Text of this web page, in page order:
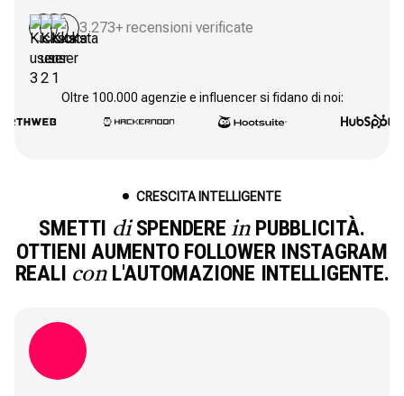
3.273+ recensioni verificate
Oltre 100.000 agenzie e influencer si fidano di noi:
CRESCITA INTELLIGENTE
SMETTI diSPENDERE inPUBBLICITÀ.
OTTIENI AUMENTO FOLLOWER INSTAGRAM
REALI conL'AUTOMAZIONE INTELLIGENTE.